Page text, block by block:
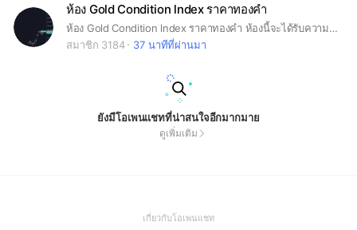
ห้อง Gold Condition lndex ราคาทองคำ
ห้อง Gold Condition lndex ราคาทองคำ ห้องนี้จะได้รับความรู้รวมทั้งแนวทิศทางของราคาทองคำในความสัมพันธ์ต่างๆที่จะให้ทราบว่าราคาทองคำกำลังเคลื่อนไหวในทิศทางสภาวะไหนซึ่งเป็นมุมมองที่ยังไม่เคยมีที่ใดมาก่อน
สมาชิก 3184
37 นาทีที่ผ่านมา
ยังมีโอเพนแชทที่น่าสนใจอีกมากมาย
ดูเพิ่มเติม
เกี่ยวกับโอเพนแชท(Open